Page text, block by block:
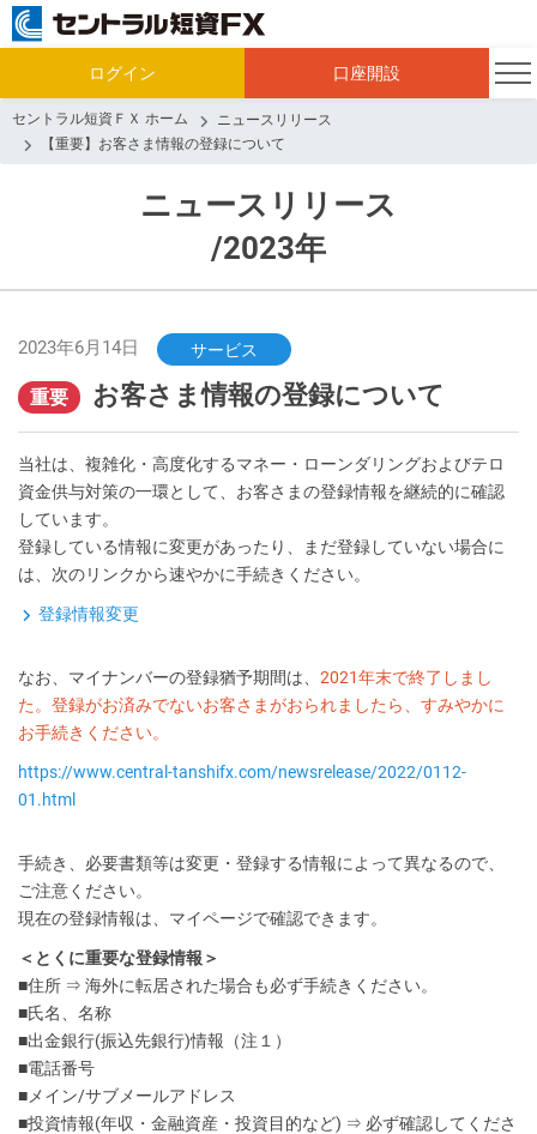
ログイン 口座開設
セントラル短資ＦＸ ホーム
ニュースリリース
【重要】お客さま情報の登録について
ニュースリリース
/2023年
2023年6月14日 サービス
重要 お客さま情報の登録について
当社は、複雑化・高度化するマネー・ローンダリングおよびテロ
資金供与対策の一環として、お客さまの登録情報を継続的に確認
しています。
登録している情報に変更があったり、まだ登録していない場合に
は、次のリンクから速やかに手続きください。
登録情報変更
なお、マイナンバーの登録猶予期間は、 2021年末で終了しまし
た。登録がお済みでないお客さまがおられましたら、すみやかに
お手続きください。
https://www.central-tanshifx.com/newsrelease/2022/0112-
01.html
手続き、必要書類等は変更・登録する情報によって異なるので、
ご注意ください。
現在の登録情報は、マイページで確認できます。
＜とくに重要な登録情報＞
■住所 ⇒ 海外に転居された場合も必ず手続きください。
■氏名、名称
■出金銀行(振込先銀行)情報（注１）
■電話番号
■メイン/サブメールアドレス
■投資情報(年収・金融資産・投資目的など) ⇒ 必ず確認してくださ